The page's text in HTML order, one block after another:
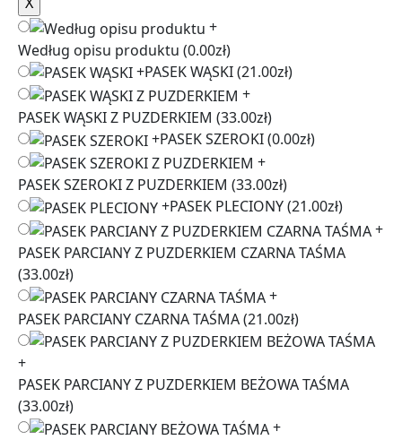
+
Według opisu produktu (0.00zł)
+PASEK WĄSKI(21.00zł)
+
PASEK WĄSKI Z PUZDERKIEM (33.00zł)
+PASEK SZEROKI(0.00zł)
+
PASEK SZEROKI Z PUZDERKIEM (33.00zł)
+PASEK PLECIONY(21.00zł)
+
PASEK PARCIANY Z PUZDERKIEM CZARNA TAŚMA
(33.00zł)
+
PASEK PARCIANY CZARNA TAŚMA(21.00zł)
+
PASEK PARCIANY Z PUZDERKIEM BEŻOWA TAŚMA
(33.00zł)
+